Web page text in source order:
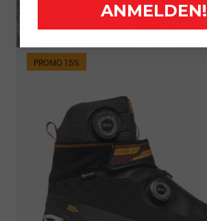
PROMO 15%
ANMELDEN!